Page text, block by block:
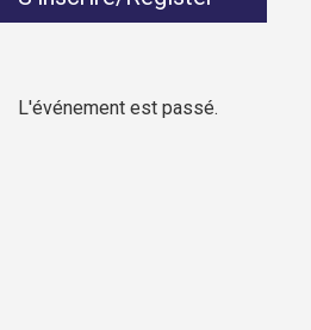
L'événement est passé.